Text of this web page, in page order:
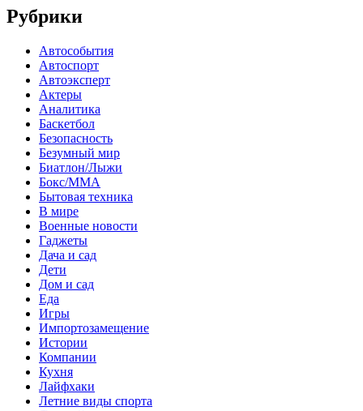
Рубрики
Автособытия
Автоспорт
Автоэксперт
Актеры
Аналитика
Баскетбол
Безопасность
Безумный мир
Биатлон/Лыжи
Бокс/MMA
Бытовая техника
В мире
Военные новости
Гаджеты
Дача и сад
Дети
Дом и сад
Еда
Игры
Импортозамещение
Истории
Компании
Кухня
Лайфхаки
Летние виды спорта